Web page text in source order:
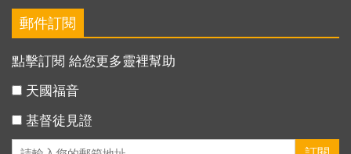
郵件訂閱
點擊訂閱 給您更多靈裡幫助
天國福音
基督徒見證